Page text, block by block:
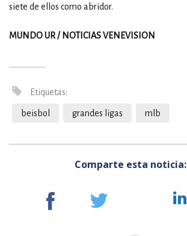
siete de ellos como abridor.
MUNDO UR / NOTICIAS VENEVISION
Etiquetas:
beisbol grandes ligas mlb
Comparte esta noticia: